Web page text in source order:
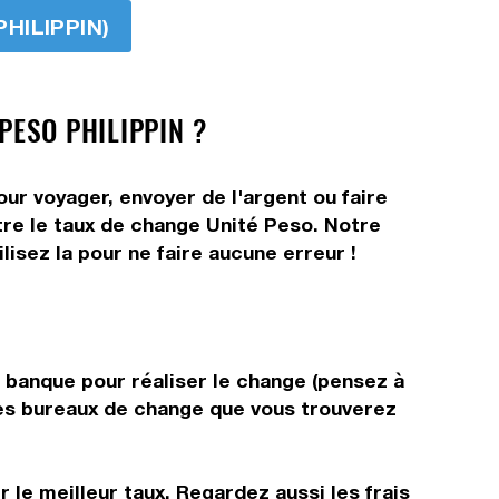
PHILIPPIN ?
voyager, envoyer de l'argent ou faire
le taux de change Unité Peso. Notre
la pour ne faire aucune erreur !
pour réaliser le change (pensez à
bureaux de change que vous trouverez
le meilleur taux. Regardez aussi les frais